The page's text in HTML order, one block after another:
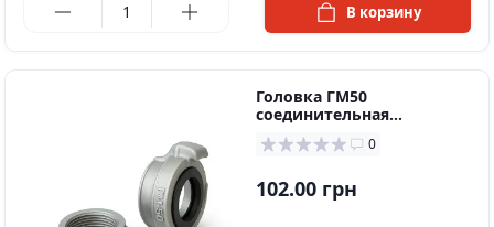
В корзину
Головка ГМ50
соединительная
муфтовая
0
102.00 грн